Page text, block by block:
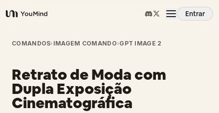
YouMind
Entrar
Visão Geral
Casos de Uso
Habilidades
COMANDOS› IMAGEM COMANDO›GPT IMAGE 2
Retrato de Moda com
Dupla Exposição
Cinematográfica